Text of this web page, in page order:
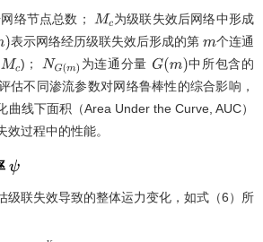
G(m)-1)N0(N0 - )
络节点总数； Mc 为级联失效后网络中形成
) 表示网络经历级联失效后形成的第 m个连通
)； NG(m) 为连通分量 G(m) 中所包含的
估不同渗流参数对网络鲁棒性的综合影响，
曲线下面积（Area Under the Curve, AUC）
过程中的性能。
ψ
级联失效导致的整体运力变化，如式（6）所